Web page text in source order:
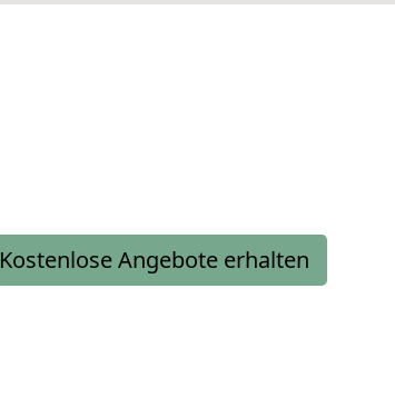
Kostenlose Angebote erhalten